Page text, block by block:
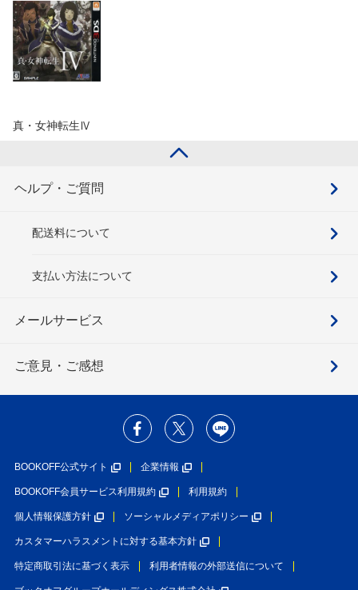
真・女神転生Ⅳ
ヘルプ・ご質問
配送料について
支払い方法について
メールサービス
ご意見・ご感想
BOOKOFF公式サイト 企業情報
BOOKOFF会員サービス利用規約 利用規約
個人情報保護方針 ソーシャルメディアポリシー
カスタマーハラスメントに対する基本方針
特定商取引法に基づく表示 利用者情報の外部送信について